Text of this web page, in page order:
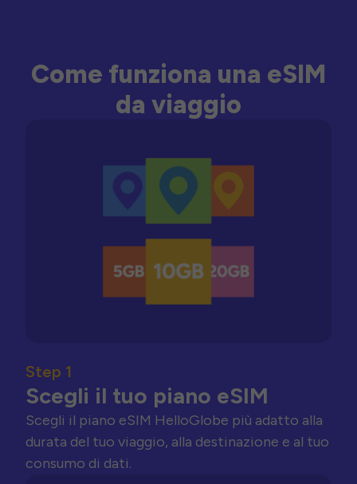
Come funziona una eSIM
da viaggio
Step 1
Scegli il tuo piano eSIM
Scegli il piano eSIM HelloGlobe più adatto alla
durata del tuo viaggio, alla destinazione e al tuo
consumo di dati.